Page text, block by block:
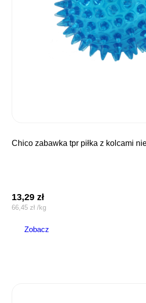
chico zabawka tpr piłka z kolcami
13,29zł
66,45 zł /kg
Zobacz